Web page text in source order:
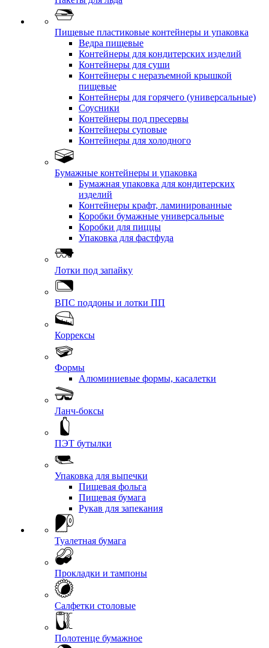
Пищевые пластиковые контейнеры и упаковка
Ведра пищевые
Контейнеры для кондитерских изделий
Контейнеры для суши
Контейнеры с неразъемной крышкой
пищевые
Контейнеры для горячего (универсальные)
Соусники
Контейнеры под пресервы
Контейнеры суповые
Контейнеры для холодного
Бумажные контейнеры и упаковка
Бумажная упаковка для кондитерских
изделий
Контейнеры крафт, ламинированные
Коробки бумажные универсальные
Коробки для пиццы
Упаковка для фастфуда
Лотки под запайку
ВПС поддоны и лотки ПП
Коррексы
Формы
Алюминиевые формы, касалетки
Ланч-боксы
ПЭТ бутылки
Упаковка для выпечки
Пищевая фольга
Пищевая бумага
Рукав для запекания
Туалетная бумага
Прокладки и тампоны
Салфетки столовые
Полотенце бумажное